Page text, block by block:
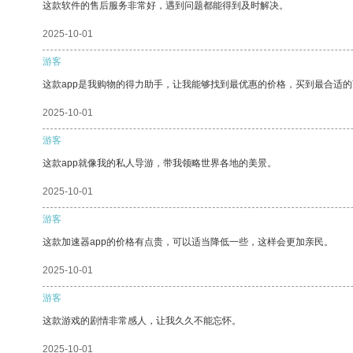
这款软件的售后服务非常好，遇到问题都能得到及时解决。
2025-10-01
游客
这款app是我购物的得力助手，让我能够找到最优惠的价格，买到最合适
2025-10-01
游客
这款app就像我的私人导游，带我领略世界各地的美景。
2025-10-01
游客
这款加速器app的价格有点贵，可以适当降低一些，这样会更加亲民。
2025-10-01
游客
这款游戏的剧情非常感人，让我久久不能忘怀。
2025-10-01